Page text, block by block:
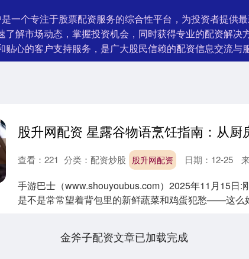
一个专注于股票配资服务的综合性平台，为投资者提供
了解市场动态，掌握投资机会，同时获得专业的配资解
贴心的客户支持服务，是广大股民信赖的配资信息交流与
股升网配资 日期：12-25
查看： 221 分类： 配资炒股
手游巴士（www.shouyoubus.com）2025年11月15日:
是不是常常望着背包里的新鲜蔬菜和鸡蛋犯愁——这么
金斧子配资文章已加载完成